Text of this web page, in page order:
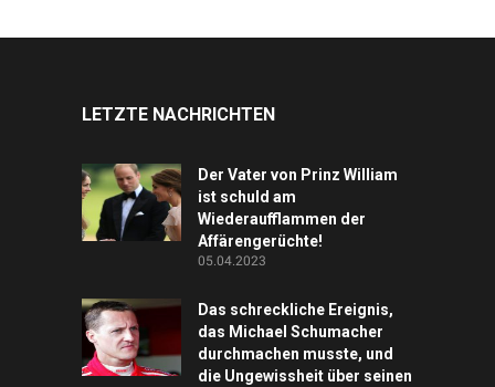
LETZTE NACHRICHTEN
Der Vater von Prinz William
ist schuld am
Wiederaufflammen der
Affärengerüchte!
05.04.2023
Das schreckliche Ereignis,
das Michael Schumacher
durchmachen musste, und
die Ungewissheit über seinen